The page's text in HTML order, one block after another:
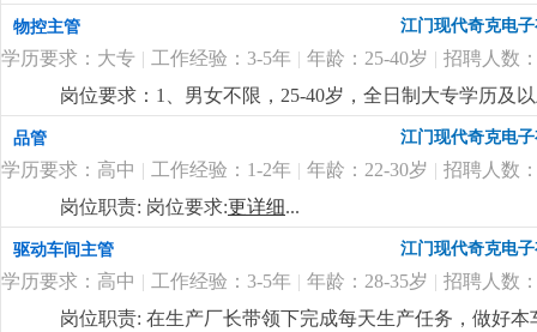
物控主管 江门现代奇克电
学历要求：大专 | 工作经验：3-5年 | 年龄：25-40岁 | 招聘人数
岗位要求：1、男女不限，25-40岁，全日制大专学历及
pmc工作流程。2、负责订单的物料需求整理，能根据
主理物控部门的能力，性格雷厉风行，有良好的沟通
用；5、良好的沟通、协调和计划能力。岗位福利：1、
日慰问礼品礼金、开工红包、公司根据年度业绩颁发年
公。更详细...
品管 江门现代奇克电
学历要求：高中 | 工作经验：1-2年 | 年龄：22-30岁 | 招聘人数
岗位职责: 岗位要求:更详细...
驱动车间主管 江门现代奇克电
学历要求：高中 | 工作经验：3-5年 | 年龄：28-35岁 | 招聘人数
岗位职责: 在生产厂长带领下完成每天生产任务，做好